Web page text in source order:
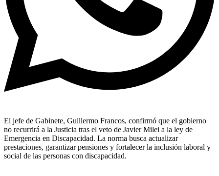
El jefe de Gabinete, Guillermo Francos, confirmó que el gobierno
no recurrirá a la Justicia tras el veto de Javier Milei a la ley de
Emergencia en Discapacidad. La norma busca actualizar
prestaciones, garantizar pensiones y fortalecer la inclusión laboral y
social de las personas con discapacidad.